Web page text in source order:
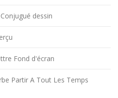
dessin
Fond d'écran
Partir A Tout Les Temps